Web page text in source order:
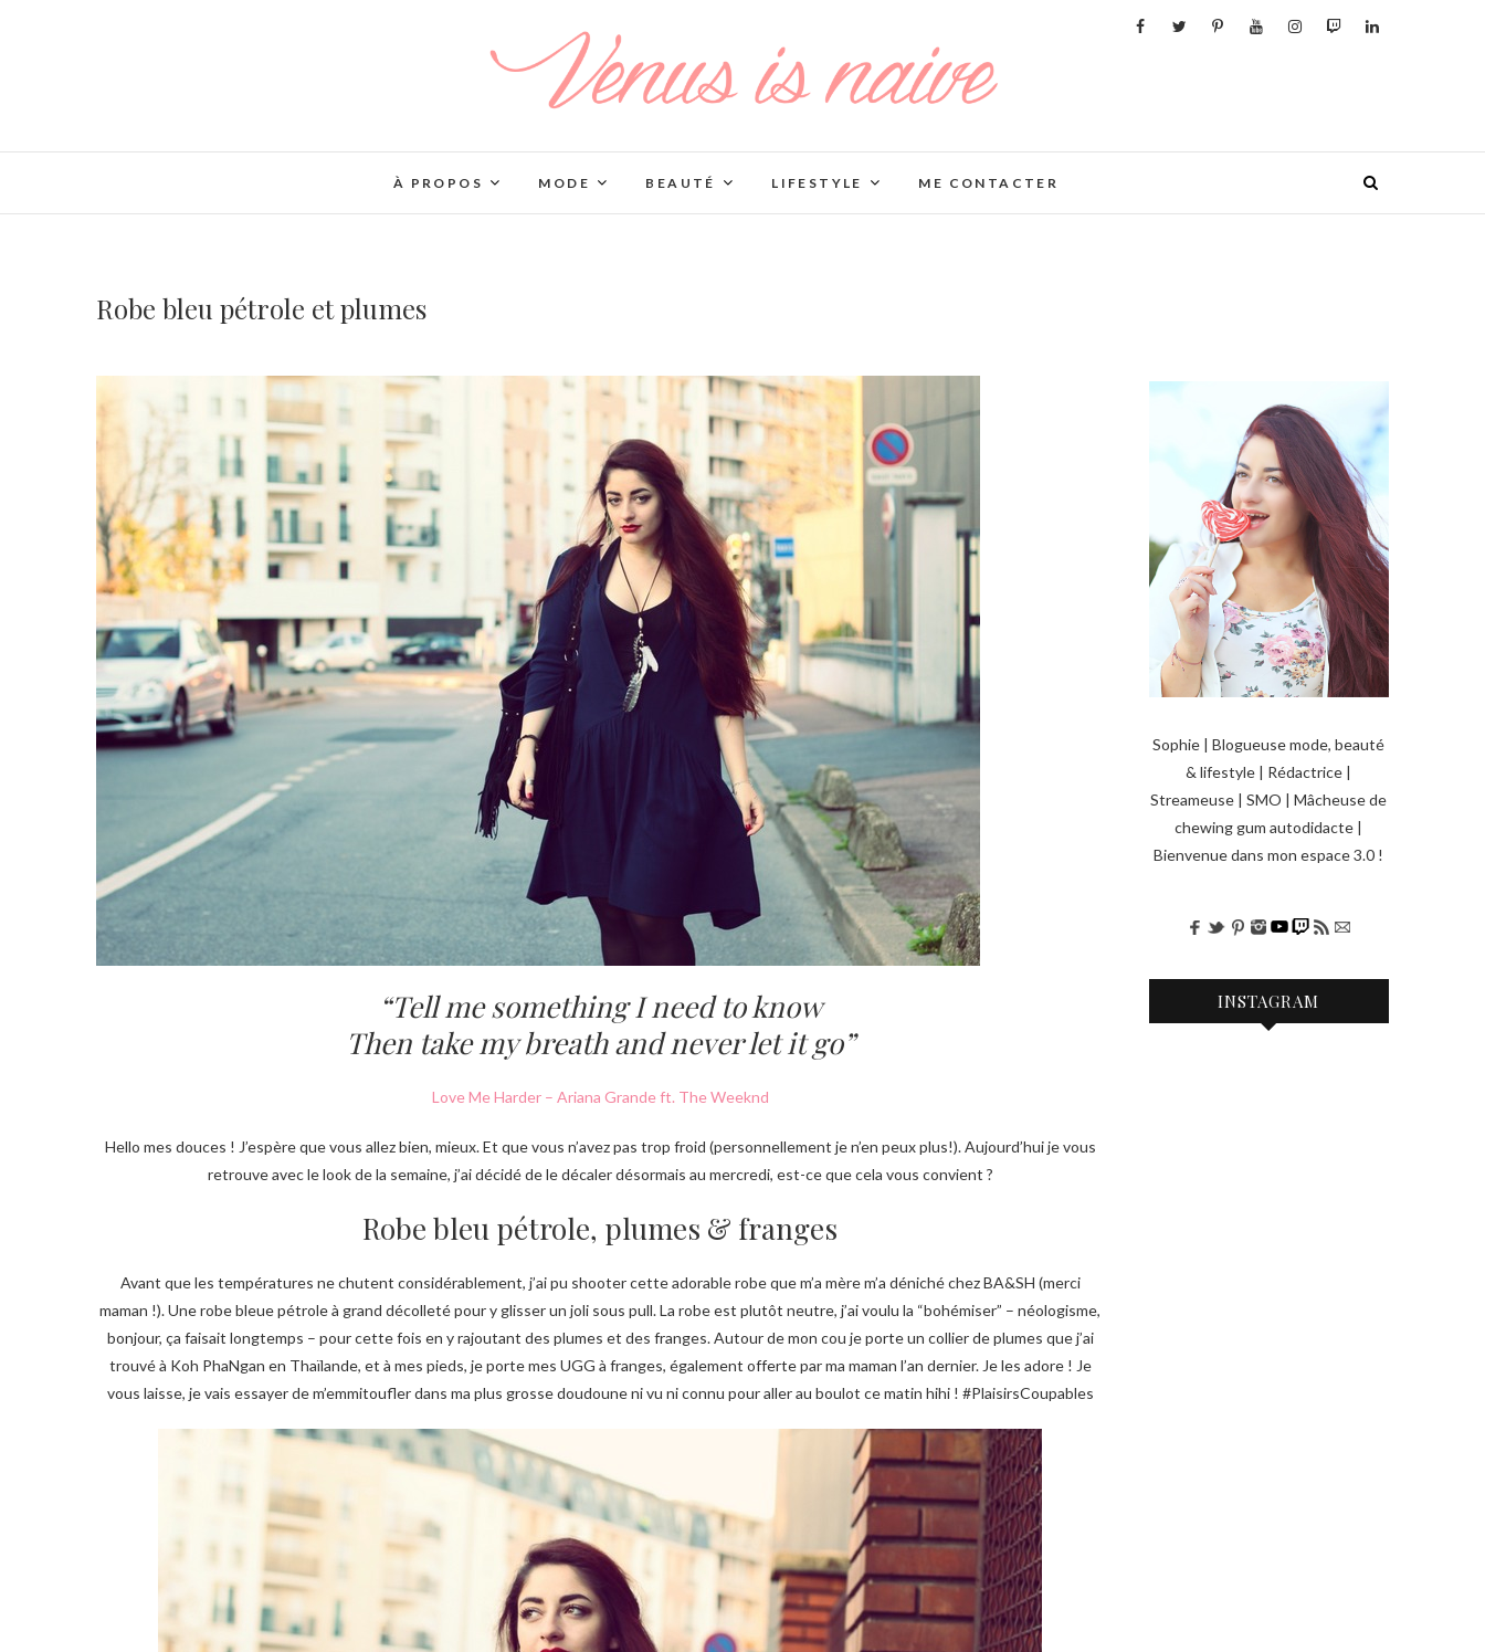
À PROPOS MODE BEAUTÉ LIFESTYLE ME CONTACTER
Robe bleu pétrole et plumes
“Tell me something I need to know
Then take my breath and never let it go”
Love Me Harder – Ariana Grande ft. The Weeknd
Hello mes douces ! J’espère que vous allez bien, mieux. Et que vous n’avez pas trop froid (personnellement je n’en peux plus!). Aujourd’hui je vous
retrouve avec le look de la semaine, j’ai décidé de le décaler désormais au mercredi, est-ce que cela vous convient ?
Robe bleu pétrole, plumes & franges
Avant que les températures ne chutent considérablement, j’ai pu shooter cette adorable robe que m’a mère m’a déniché chez BA&SH (merci
maman !). Une robe bleue pétrole à grand décolleté pour y glisser un joli sous pull. La robe est plutôt neutre, j’ai voulu la “bohémiser” – néologisme,
bonjour, ça faisait longtemps – pour cette fois en y rajoutant des plumes et des franges. Autour de mon cou je porte un collier de plumes que j’ai
trouvé à Koh PhaNgan en Thaïlande, et à mes pieds, je porte mes UGG à franges, également offerte par ma maman l’an dernier. Je les adore ! Je
vous laisse, je vais essayer de m’emmitoufler dans ma plus grosse doudoune ni vu ni connu pour aller au boulot ce matin hihi ! #PlaisirsCoupables
Sophie | Blogueuse mode, beauté
& lifestyle | Rédactrice |
Streameuse | SMO | Mâcheuse de
chewing gum autodidacte |
Bienvenue dans mon espace 3.0 !
INSTAGRAM